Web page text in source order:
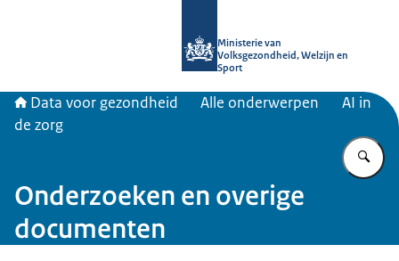
Ministerie van
Volksgezondheid, Welzijn en
Sport
Data voor gezondheid Alle onderwerpen
AI in
de zorg
Onderzoeken en overige
documenten